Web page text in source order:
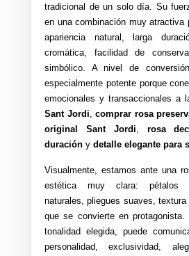
tradicional de un solo día. Su
en una combinación muy atractiva
apariencia natural, larga
cromática, facilidad de
simbólico. A nivel de
especialmente potente porque
emocionales y transaccionales a
Sant Jordi, comprar rosa
original Sant Jordi, rosa
duración y detalle elegante para
Visualmente, estamos ante una
estética muy clara: pétalos
naturales, pliegues suaves,
que se convierte en protagonista.
tonalidad elegida, puede
personalidad, exclusividad,